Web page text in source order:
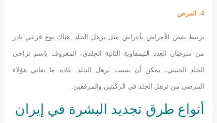
4. المرض
ترتبط بعض الأمراض بأعراض مثل ترهل الجلد. هناك نوع فرعي نادر
من سرطان الغدد الليمفاوية التائية الجلدي، المعروف باسم تراخي
الجلد الحبيبي، يمكن أن يسبب ترهل الجلد. عادة ما يعاني هؤلاء
المرضى من ترهل الجلد في الركبتين والمرفقين.
أنواع طرق تجديد البشرة في إيران